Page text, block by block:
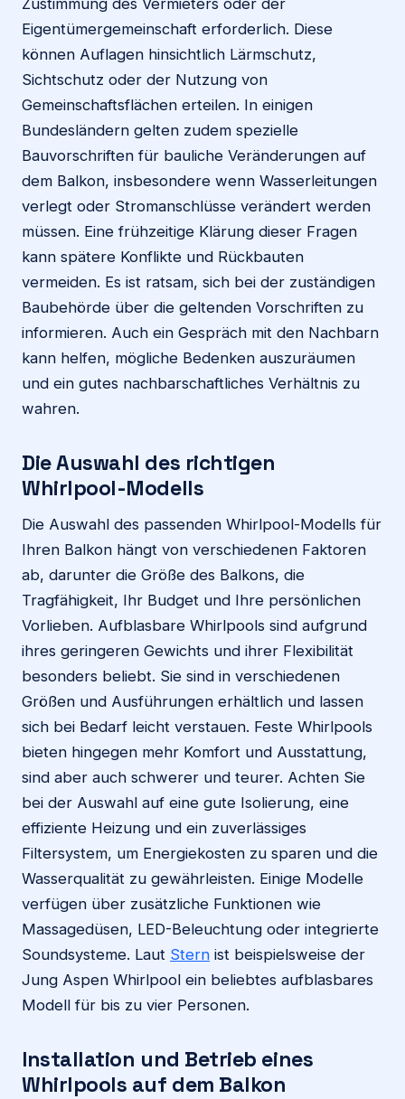
Zustimmung des Vermieters oder der
Eigentümergemeinschaft erforderlich. Diese
können Auflagen hinsichtlich Lärmschutz,
Sichtschutz oder der Nutzung von
Gemeinschaftsflächen erteilen. In einigen
Bundesländern gelten zudem spezielle
Bauvorschriften für bauliche Veränderungen auf
dem Balkon, insbesondere wenn Wasserleitungen
verlegt oder Stromanschlüsse verändert werden
müssen. Eine frühzeitige Klärung dieser Fragen
kann spätere Konflikte und Rückbauten
vermeiden. Es ist ratsam, sich bei der zuständigen
Baubehörde über die geltenden Vorschriften zu
informieren. Auch ein Gespräch mit den Nachbarn
kann helfen, mögliche Bedenken auszuräumen
und ein gutes nachbarschaftliches Verhältnis zu
wahren.
Die Auswahl des richtigen
Whirlpool-Modells
Die Auswahl des passenden Whirlpool-Modells für
Ihren Balkon hängt von verschiedenen Faktoren
ab, darunter die Größe des Balkons, die
Tragfähigkeit, Ihr Budget und Ihre persönlichen
Vorlieben. Aufblasbare Whirlpools sind aufgrund
ihres geringeren Gewichts und ihrer Flexibilität
besonders beliebt. Sie sind in verschiedenen
Größen und Ausführungen erhältlich und lassen
sich bei Bedarf leicht verstauen. Feste Whirlpools
bieten hingegen mehr Komfort und Ausstattung,
sind aber auch schwerer und teurer. Achten Sie
bei der Auswahl auf eine gute Isolierung, eine
effiziente Heizung und ein zuverlässiges
Filtersystem, um Energiekosten zu sparen und die
Wasserqualität zu gewährleisten. Einige Modelle
verfügen über zusätzliche Funktionen wie
Massagedüsen, LED-Beleuchtung oder integrierte
Soundsysteme. Laut Stern ist beispielsweise der
Jung Aspen Whirlpool ein beliebtes aufblasbares
Modell für bis zu vier Personen.
Installation und Betrieb eines
Whirlpools auf dem Balkon